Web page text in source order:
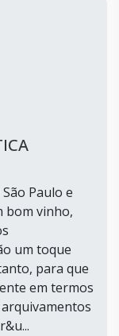
Paulo e
bom vinho,
um toque
para que
em termos